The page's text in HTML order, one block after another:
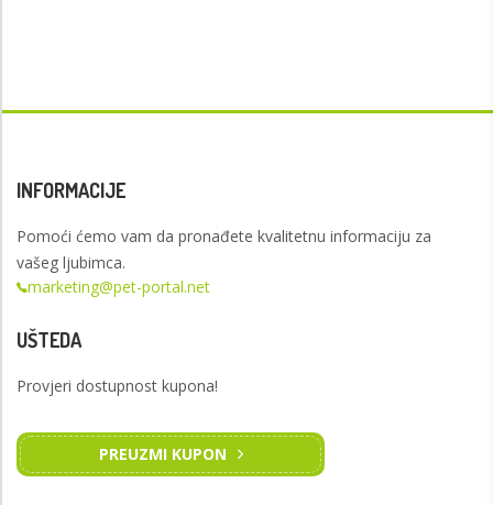
INFORMACIJE
Pomoći ćemo vam da pronađete kvalitetnu informaciju za
vašeg ljubimca.
marketing@pet-portal.net
UŠTEDA
Provjeri dostupnost kupona!
PREUZMI KUPON